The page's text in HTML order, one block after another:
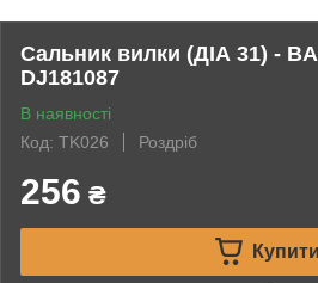
Сальник вилки (ДІА 31) -
DJ181087
В наявності
Код: TK026
Роздріб
256 ₴
Купити